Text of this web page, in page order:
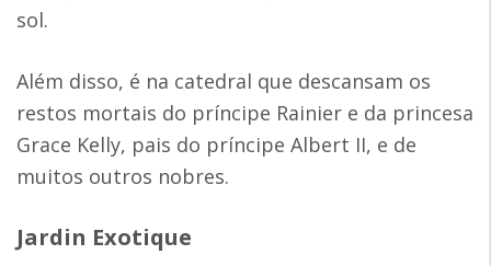
sol.
Além disso, é na catedral que descansam os
restos mortais do príncipe Rainier e da princesa
Grace Kelly, pais do príncipe Albert II, e de
muitos outros nobres.
Jardin Exotique